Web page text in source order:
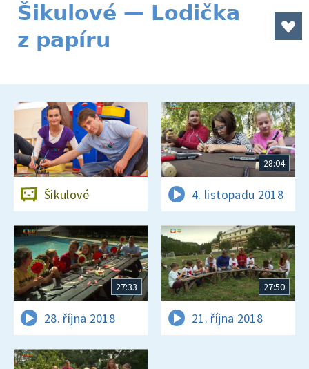
Šikulové — Lodička
z papíru
Šikulové
28:04
4. listopadu 2018
27:33
28. října 2018
27:50
21. října 2018